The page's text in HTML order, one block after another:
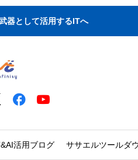
器として活用するITへ
活用ブログ ササエルツールダ